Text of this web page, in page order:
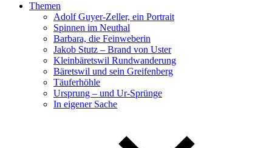
Themen
Adolf Guyer-Zeller, ein Portrait
Spinnen im Neuthal
Barbara, die Feinweberin
Jakob Stutz – Brand von Uster
Kleinbäretswil Rundwanderung
Bäretswil und sein Greifenberg
Täuferhöhle
Ursprung – und Ur-Sprünge
In eigener Sache